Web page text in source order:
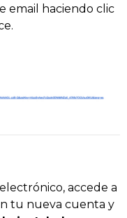
email haciendo clic
accede a
tu nueva cuenta y